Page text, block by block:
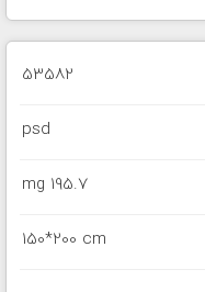
53582
psd
195.7 mg
150*200 cm